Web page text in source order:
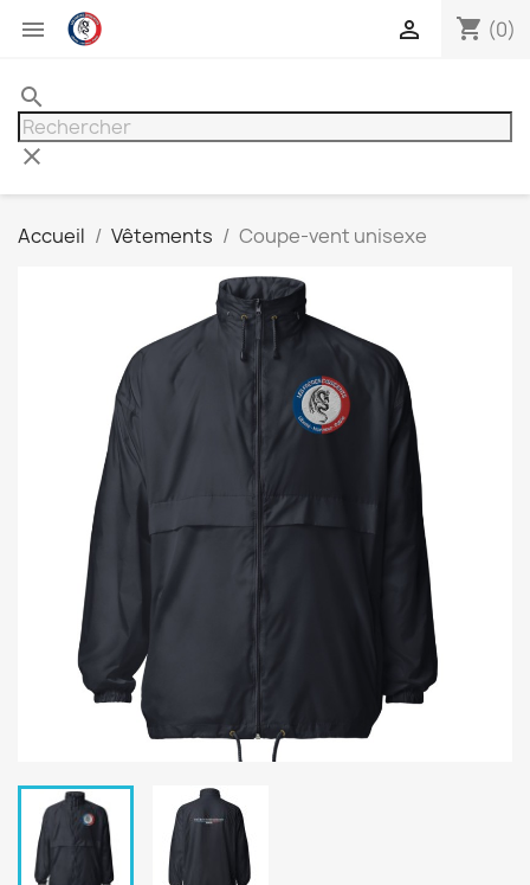
 shopping_cart (0)

search
clear
Accueil Vêtements Coupe-vent unisexe